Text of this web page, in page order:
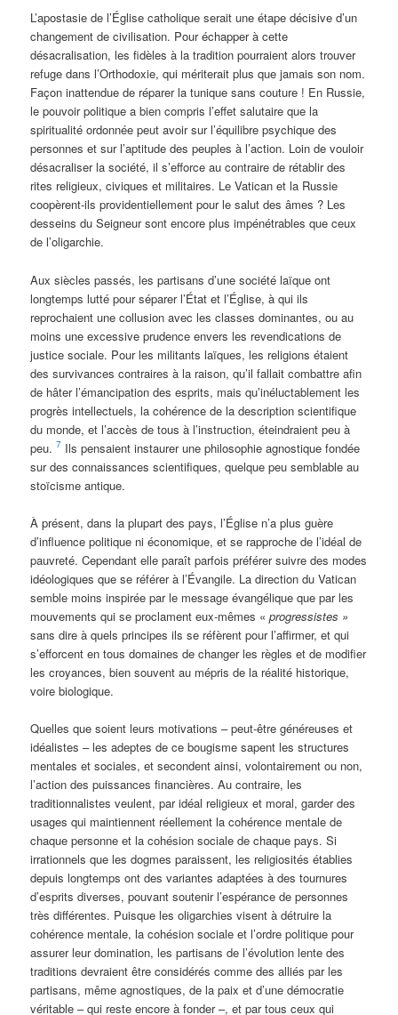
L’apostasie de l’Église catholique serait une étape décisive d’un
changement de civilisation. Pour échapper à cette
désacralisation, les fidèles à la tradition pourraient alors trouver
refuge dans l’Orthodoxie, qui mériterait plus que jamais son nom.
Façon inattendue de réparer la tunique sans couture ! En Russie,
le pouvoir politique a bien compris l’effet salutaire que la
spiritualité ordonnée peut avoir sur l’équilibre psychique des
personnes et sur l’aptitude des peuples à l’action. Loin de vouloir
désacraliser la société, il s’efforce au contraire de rétablir des
rites religieux, civiques et militaires. Le Vatican et la Russie
coopèrent-ils providentiellement pour le salut des âmes ? Les
desseins du Seigneur sont encore plus impénétrables que ceux
de l’oligarchie.
Aux siècles passés, les partisans d’une société laïque ont
longtemps lutté pour séparer l’État et l’Église, à qui ils
reprochaient une collusion avec les classes dominantes, ou au
moins une excessive prudence envers les revendications de
justice sociale. Pour les militants laïques, les religions étaient
des survivances contraires à la raison, qu’il fallait combattre afin
de hâter l’émancipation des esprits, mais qu’inéluctablement les
progrès intellectuels, la cohérence de la description scientifique
du monde, et l’accès de tous à l’instruction, éteindraient peu à
peu.7 Ils pensaient instaurer une philosophie agnostique fondée
sur des connaissances scientifiques, quelque peu semblable au
stoïcisme antique.
À présent, dans la plupart des pays, l’Église n’a plus guère
d’influence politique ni économique, et se rapproche de l’idéal de
pauvreté. Cependant elle paraît parfois préférer suivre des modes
idéologiques que se référer à l’Évangile. La direction du Vatican
semble moins inspirée par le message évangélique que par les
mouvements qui se proclament eux-mêmes « progressistes »
sans dire à quels principes ils se réfèrent pour l’affirmer, et qui
s’efforcent en tous domaines de changer les règles et de modifier
les croyances, bien souvent au mépris de la réalité historique,
voire biologique.
Quelles que soient leurs motivations – peut-être généreuses et
idéalistes – les adeptes de ce bougisme sapent les structures
mentales et sociales, et secondent ainsi, volontairement ou non,
l’action des puissances financières. Au contraire, les
traditionnalistes veulent, par idéal religieux et moral, garder des
usages qui maintiennent réellement la cohérence mentale de
chaque personne et la cohésion sociale de chaque pays. Si
irrationnels que les dogmes paraissent, les religiosités établies
depuis longtemps ont des variantes adaptées à des tournures
d’esprits diverses, pouvant soutenir l’espérance de personnes
très différentes. Puisque les oligarchies visent à détruire la
cohérence mentale, la cohésion sociale et l’ordre politique pour
assurer leur domination, les partisans de l’évolution lente des
traditions devraient être considérés comme des alliés par les
partisans, même agnostiques, de la paix et d’une démocratie
véritable – qui reste encore à fonder –, et par tous ceux qui